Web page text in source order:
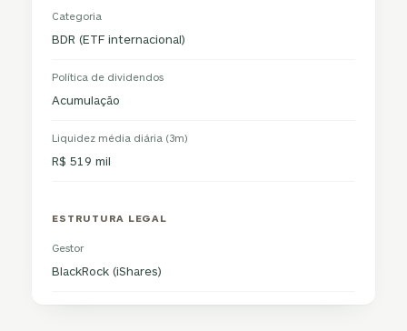
Categoria
BDR (ETF internacional)
Política de dividendos
Acumulação
Liquidez média diária (3m)
R$ 519 mil
ESTRUTURA LEGAL
Gestor
BlackRock (iShares)